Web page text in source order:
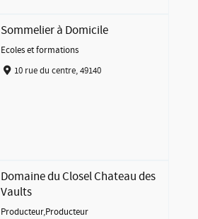
Sommelier à Domicile
Ecoles et formations
10 rue du centre, 49140
Domaine du Closel Chateau des
Vaults
Producteur,Producteur